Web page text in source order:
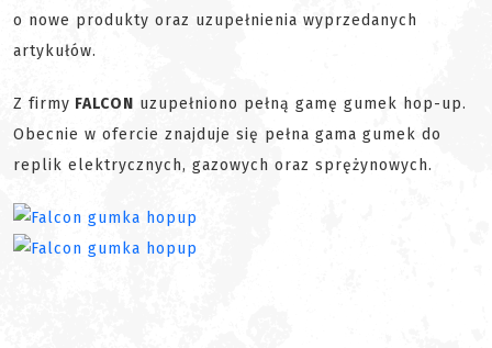
o nowe produkty oraz uzupełnienia wyprzedanych
artykułów.
Z firmy FALCON uzupełniono pełną gamę gumek hop-up.
Obecnie w ofercie znajduje się pełna gama gumek do
replik elektrycznych, gazowych oraz sprężynowych.